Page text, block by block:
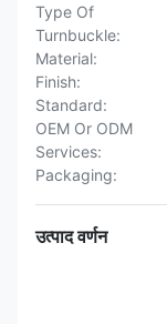
Type Of
Turnbuckle:
Material:
Finish:
Standard:
OEM Or ODM
Services:
Packaging:
उत्पाद वर्णन